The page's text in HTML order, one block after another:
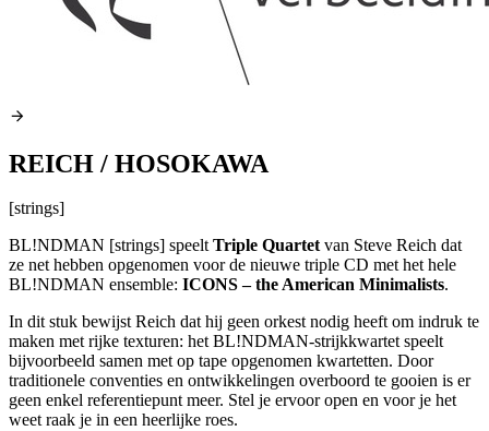
REICH / HOSOKAWA
[strings]
BL!NDMAN [strings] speelt Triple Quartet van Steve Reich dat
ze net hebben opgenomen voor de nieuwe triple CD met het hele
BL!NDMAN ensemble: ICONS– the American Minimalists.
In dit stuk bewijst Reich dat hij geen orkest nodig heeft om indruk te
maken met rijke texturen: het BL!NDMAN-strijkkwartet speelt
bijvoorbeeld samen met op tape opgenomen kwartetten. Door
traditionele conventies en ontwikkelingen overboord te gooien is er
geen enkel referentiepunt meer. Stel je ervoor open en voor je het
weet raak je in een heerlijke roes.